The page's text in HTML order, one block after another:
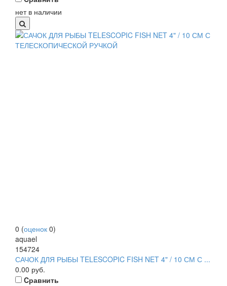
нет в наличии
0 (оценок 0)
aquael
154724
САЧОК ДЛЯ РЫБЫ TELESCOPIC FISH NET 4" / 10 СМ С ...
0.00 руб.
Cравнить